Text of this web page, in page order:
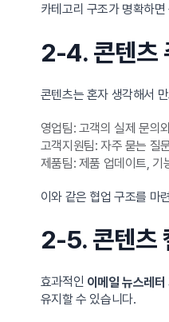
카테고리 구조가 명확하
2-4. 콘텐츠
콘텐츠는 혼자 생각해서
영업팀: 고객의 실제 문의
고객지원팀: 자주 묻는 질
제품팀: 제품 업데이트, 기
이와 같은 협업 구조를 마
2-5. 콘텐츠
효과적인 이메일 뉴스레터
유지할 수 있습니다.